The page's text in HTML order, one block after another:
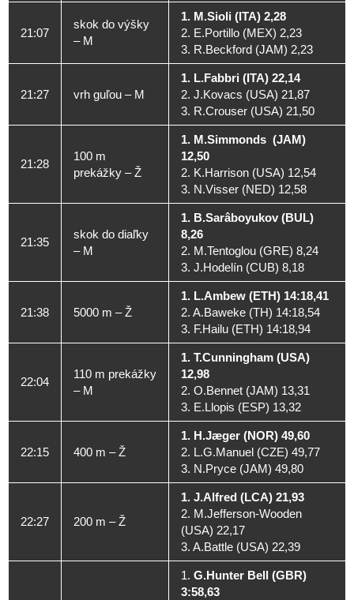
21:07
skok do výšky
– M
1. M.Sioli (ITA) 2,28
2. E.Portillo (MEX) 2,23
3. R.Beckford (JAM) 2,23
21:27 vrh guľou – M
1. L.Fabbri (ITA) 22,14
2. J.Kovacs (USA) 21,87
3. R.Crouser (USA) 21,50
21:28
100 m
prekážky – Ž
1. M.Simmonds (JAM)
12,50
2. K.Harrison (USA) 12,54
3. N.Visser (NED) 12,58
21:35
skok do diaľky
– M
1. B.Sarâboyukov (BUL)
8,26
2. M.Tentoglou (GRE) 8,24
3. J.Hodelín (CUB) 8,18
21:38 5000 m – Ž
1. L.Ambew (ETH) 14:18,41
2. A.Baweke (TH) 14:18,54
3. F.Hailu (ETH) 14:18,94
22:04
110 m prekážky
– M
1. T.Cunningham (USA)
12,98
2. O.Bennet (JAM) 13,31
3. E.Llopis (ESP) 13,32
22:15 400 m – Ž
1. H.Jæger (NOR) 49,60
2. L.G.Manuel (CZE) 49,77
3. N.Pryce (JAM) 49,80
22:27 200 m – Ž
1. J.Alfred (LCA) 21,93
2. M.Jefferson-Wooden
(USA) 22,17
3. A.Battle (USA) 22,39
1. G.Hunter Bell (GBR)
3:58,63